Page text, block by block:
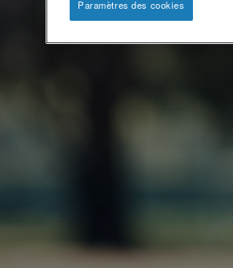
Paramètres des cookies